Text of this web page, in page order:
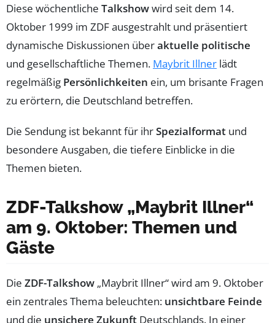
Diese wöchentliche Talkshowwird seit dem 14.
Oktober 1999 im ZDF ausgestrahlt und präsentiert
dynamische Diskussionen überaktuelle politische
und gesellschaftliche Themen. Maybrit Illner lädt
regelmäßig Persönlichkeiten ein, um brisante Fragen
zu erörtern, die Deutschland betreffen.
Die Sendung ist bekannt für ihrSpezialformat und
besondere Ausgaben, die tiefere Einblicke in die
Themen bieten.
ZDF-Talkshow „Maybrit Illner“
am 9. Oktober: Themen und
Gäste
Die ZDF-Talkshow „Maybrit Illner“ wird am 9. Oktober
ein zentrales Thema beleuchten: unsichtbare Feinde
und die unsichere Zukunft Deutschlands. In einer